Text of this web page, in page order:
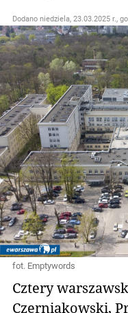
Dodano niedziela, 23.03.2025 r.,
fot. Emptywords
Cztery
Czerniakowski,